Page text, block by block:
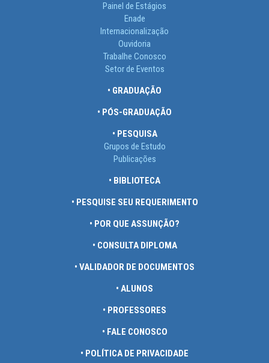
Painel de Estágios
Enade
Internacionalização
Ouvidoria
Trabalhe Conosco
Setor de Eventos
• GRADUAÇÃO
• PÓS-GRADUAÇÃO
• PESQUISA
Grupos de Estudo
Publicações
• BIBLIOTECA
• PESQUISE SEU REQUERIMENTO
• POR QUE ASSUNÇÃO?
• CONSULTA DIPLOMA
• VALIDADOR DE DOCUMENTOS
• ALUNOS
• PROFESSORES
• FALE CONOSCO
• POLÍTICA DE PRIVACIDADE